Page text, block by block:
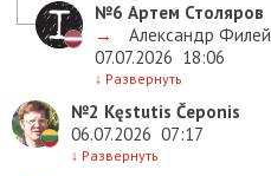
№6 Артем Столяров
→
Александр Филей
07.07.2026 18:06
↓ Развернуть
№2 Kęstutis Čeponis
06.07.2026 07:17
↓ Развернуть